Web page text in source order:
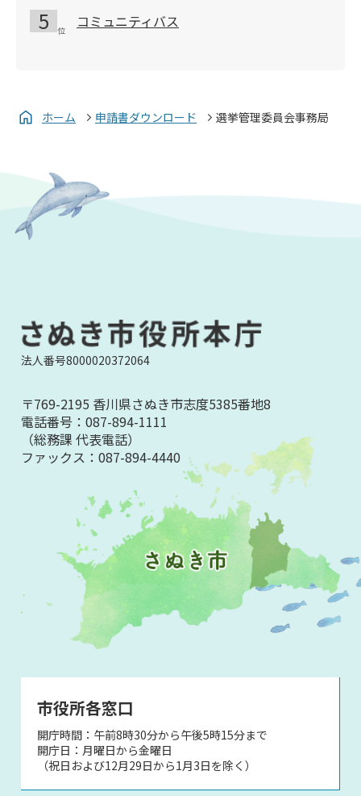
コミュニティバス
ホーム 申請書ダウンロード 選挙管理委員会事務局
法人番号8000020372064
〒769-2195 香川県さぬき市志度5385番地8
電話番号：087-894-1111
（総務課 代表電話）
ファックス：087-894-4440
市役所各窓口
開庁時間：午前8時30分から午後5時15分まで
開庁日：月曜日から金曜日
（祝日および12月29日から1月3日を除く）